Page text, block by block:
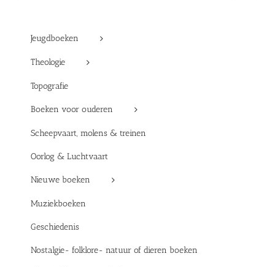
Jeugdboeken
Theologie
Topografie
Boeken voor ouderen
Scheepvaart, molens & treinen
Oorlog & Luchtvaart
Nieuwe boeken
Muziekboeken
Geschiedenis
Nostalgie- folklore- natuur of dieren boeken